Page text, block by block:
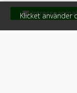
Klicket använder